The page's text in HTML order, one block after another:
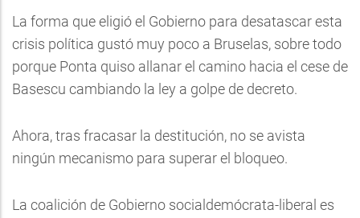
La forma que eligió el Gobierno para desatascar esta
crisis política gustó muy poco a Bruselas, sobre todo
porque Ponta quiso allanar el camino hacia el cese de
Basescu cambiando la ley a golpe de decreto.
Ahora, tras fracasar la destitución, no se avista
ningún mecanismo para superar el bloqueo.
La coalición de Gobierno socialdemócrata-liberal es